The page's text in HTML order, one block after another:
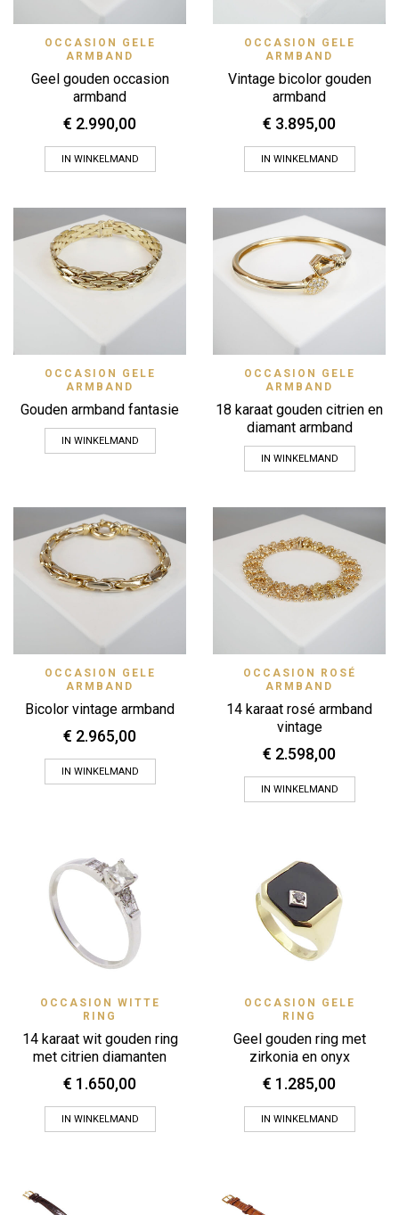
OCCASION GELE
ARMBAND
Geel gouden occasion
armband
€ 2.990,00
IN WINKELMAND
OCCASION GELE
ARMBAND
Vintage bicolor gouden
armband
€ 3.895,00
IN WINKELMAND
OCCASION GELE
ARMBAND
Gouden armband fantasie
IN WINKELMAND
OCCASION GELE
ARMBAND
18 karaat gouden citrien en
diamant armband
IN WINKELMAND
OCCASION GELE
ARMBAND
Bicolor vintage armband
€ 2.965,00
IN WINKELMAND
OCCASION ROSÉ
ARMBAND
14 karaat rosé armband
vintage
€ 2.598,00
IN WINKELMAND
OCCASION WITTE
RING
14 karaat wit gouden ring
met citrien diamanten
€ 1.650,00
IN WINKELMAND
OCCASION GELE
RING
Geel gouden ring met
zirkonia en onyx
€ 1.285,00
IN WINKELMAND